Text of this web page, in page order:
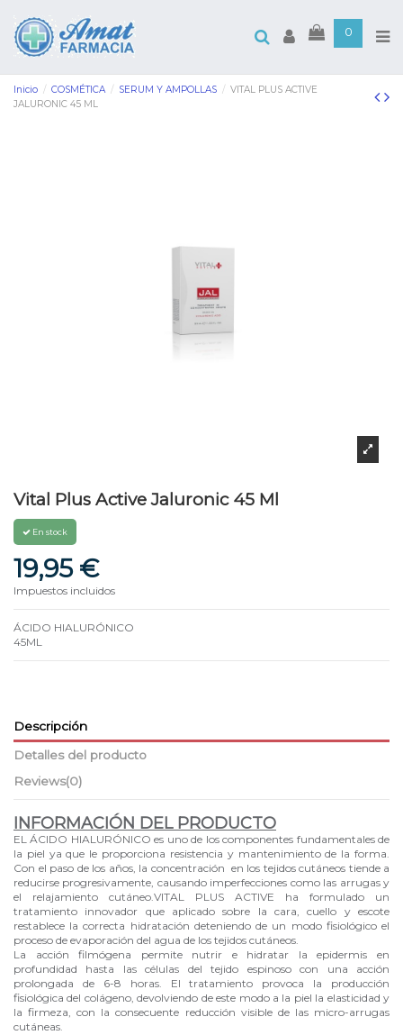
0
Inicio COSMÉTICA SERUM Y AMPOLLAS
VITAL PLUS ACTIVE
JALURONIC 45 ML
Vital Plus Active Jaluronic 45 Ml
En stock
19,95 €
Impuestos incluidos
ÁCIDO HIALURÓNICO
45ML
Descripción
Detalles del producto
Reviews(0)
INFORMACIÓN DEL PRODUCTO
EL ÁCIDO HIALURÓNICO es uno de los componentes fundamentales de
la piel ya que le proporciona resistencia y mantenimiento de la forma.
Con el paso de los años, la concentración en los tejidos cutáneos tiende a
reducirse progresivamente, causando imperfecciones como las arrugas y
el relajamiento cutáneo.VITAL PLUS ACTIVE ha formulado un
tratamiento innovador que aplicado sobre la cara, cuello y escote
restablece la correcta hidratación deteniendo de un modo fisiológico el
proceso de evaporación del agua de los tejidos cutáneos.
La acción filmógena permite nutrir e hidratar la epidermis en
profundidad hasta las células del tejido espinoso con una acción
prolongada de 6-8 horas. El tratamiento provoca la producción
fisiológica del colágeno, devolviendo de este modo a la piel la elasticidad y
la firmeza, con la consecuente reducción visible de las micro-arrugas
cutáneas.